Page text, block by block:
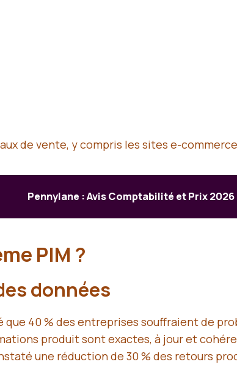
de vente, y compris les sites e-
Pennylane : Avis Comptabilité et Prix 2026
PIM ?
données
40 % des entreprises souffraient de
produit sont exactes, à jour et
une réduction de 30 % des retours